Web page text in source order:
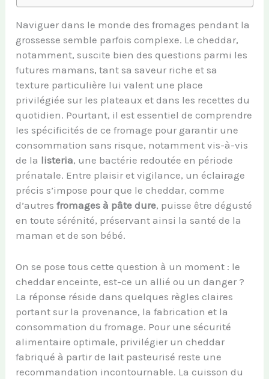
Naviguer dans le monde des fromages pendant la
grossesse semble parfois complexe. Le cheddar,
notamment, suscite bien des questions parmi les
futures mamans, tant sa saveur riche et sa
texture particulière lui valent une place
privilégiée sur les plateaux et dans les recettes du
quotidien. Pourtant, il est essentiel de comprendre
les spécificités de ce fromage pour garantir une
consommation sans risque, notamment vis-à-vis
de la listeria, une bactérie redoutée en période
prénatale. Entre plaisir et vigilance, un éclairage
précis s’impose pour que le cheddar, comme
d’autresfromages à pâte dure, puisse être dégusté
en toute sérénité, préservant ainsi la santé de la
maman et de son bébé.
On se pose tous cette question à un moment : le
cheddar enceinte, est-ce un allié ou un danger ?
La réponse réside dans quelques règles claires
portant sur la provenance, la fabrication et la
consommation du fromage. Pour une sécurité
alimentaire optimale, privilégier un cheddar
fabriqué à partir de lait pasteurisé reste une
recommandation incontournable. La cuisson du